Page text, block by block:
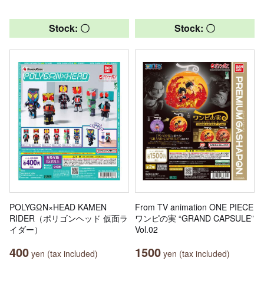
Stock: 〇
POLYGΩN×HEAD KAMEN
RIDER（ポリゴンヘッド 仮面ラ
イダー）
400 yen (tax included)
Stock: 〇
From TV animation ONE PIECE
ワンピの実 “GRAND CAPSULE”
Vol.02
1500 yen (tax included)